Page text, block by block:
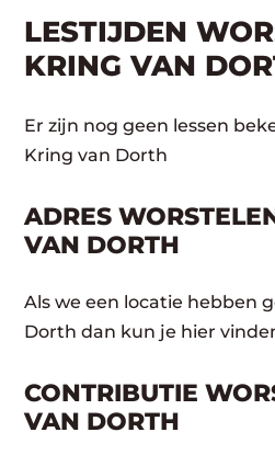
LESTIJDEN
KRING VAN
Er zijn nog geen lessen
Kring van Dorth
ADRES
VAN DORTH
Als we een locatie hebben
Dorth dan kun je hier
CONTRIBUTIE
VAN DORTH